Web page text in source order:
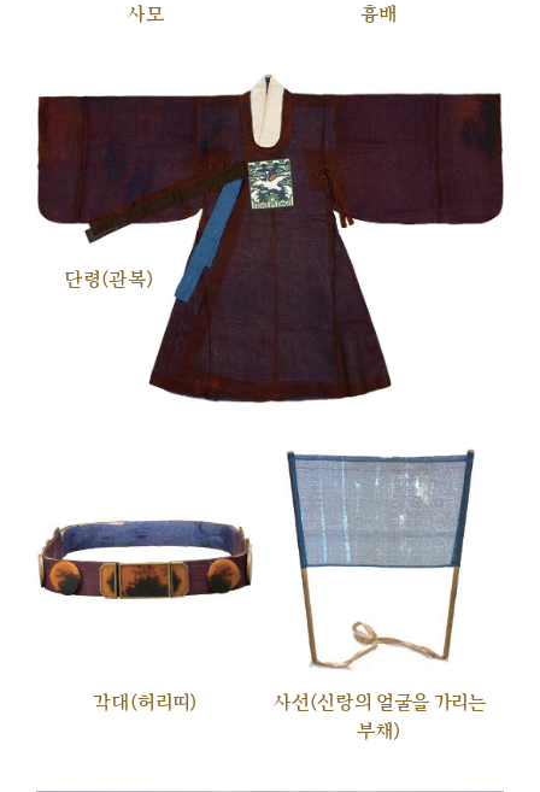
사모 흉배
단령(관복)
각대(허리띠)
사선(신랑의 얼굴을 가리는
부채)